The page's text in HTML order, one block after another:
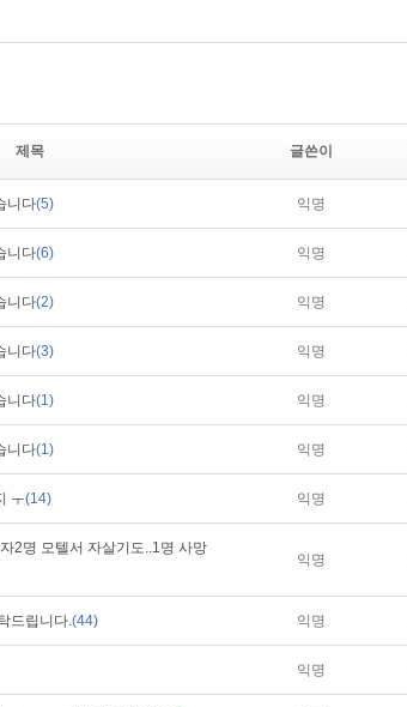
제목 글쓴이
니다(5) 익명
니다(6) 익명
니다(2) 익명
니다(3) 익명
니다(1) 익명
니다(1) 익명
ㅜ(14) 익명
2명 모텔서 자살기도..1명 사망
익명
드립니다.(44) 익명
익명